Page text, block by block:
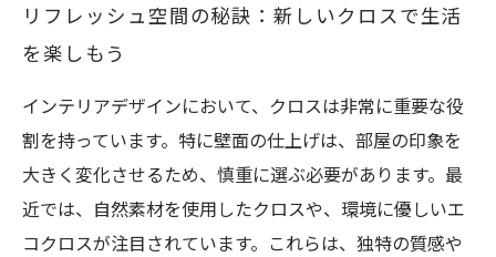
リフレッシュ空間の秘訣：新しいクロスで生活
を楽しもう
インテリアデザインにおいて、クロスは非常に重要な役
割を持っています。特に壁面の仕上げは、部屋の印象を
大きく変化させるため、慎重に選ぶ必要があります。最
近では、自然素材を使用したクロスや、環境に優しいエ
コクロスが注目されています。これらは、独特の質感や